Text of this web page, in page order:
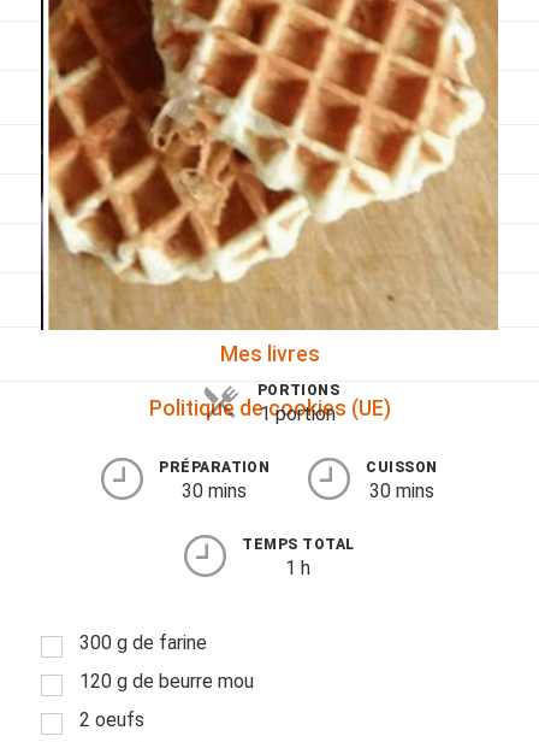
Viandes
Pratique
Mesures conversions
Lexique des différents termes de cuisine
Service du vin
Mes livres
Politique de cookies (UE)
PORTIONS
1 portion
PRÉPARATION
30 mins
CUISSON
30 mins
TEMPS TOTAL
1 h
300 g de farine
120 g de beurre mou
2 oeufs